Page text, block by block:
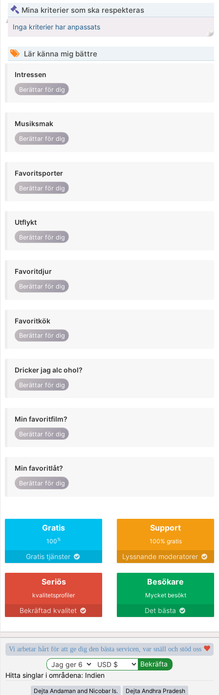
Mina kriterier som ska respekteras
Inga kriterier har anpassats
Lär känna mig bättre
Intressen
Berättar för dig
Musiksmak
Berättar för dig
Favoritsporter
Berättar för dig
Utflykt
Berättar för dig
Favoritdjur
Berättar för dig
Favoritkök
Berättar för dig
Dricker jag alc ohol?
Berättar för dig
Min favoritfilm?
Berättar för dig
Min favoritlåt?
Berättar för dig
Gratis
100%
Gratis tjänster
Support
100% gratis
Lyssnande moderatorer
Seriös
kvalitetsprofiler
Bekräftad kvalitet
Besökare
Mycket besökt
Det bästa
Vi arbetar hårt för att ge dig den bästa servicen, var snäll och stöd oss
Hitta singlar i områdena: Indien
Dejta Andaman and Nicobar Is. Dejta Andhra Pradesh